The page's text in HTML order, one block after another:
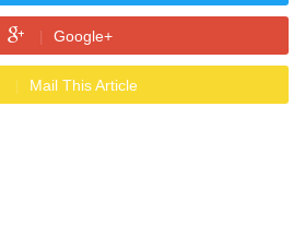
Google+
Mail This Article